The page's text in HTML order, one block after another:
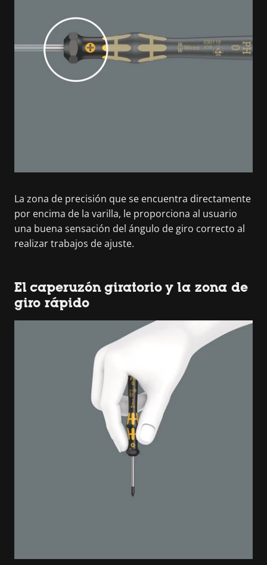
La zona de precisión que se encuentra directamente
por encima de la varilla, le proporciona al usuario
una buena sensación del ángulo de giro correcto al
realizar trabajos de ajuste.
El caperuzón giratorio y la zona de
giro rápido